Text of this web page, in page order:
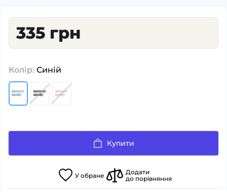
335 грн
Колір: Синій
Купити
У обране
Додати
до порівняння